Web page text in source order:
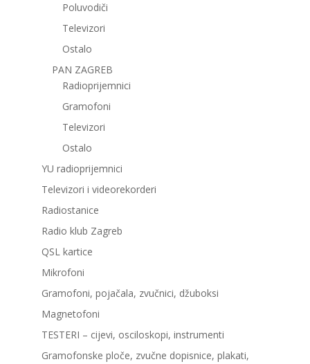
Poluvodiči
Televizori
Ostalo
PAN ZAGREB
Radioprijemnici
Gramofoni
Televizori
Ostalo
YU radioprijemnici
Televizori i videorekorderi
Radiostanice
Radio klub Zagreb
QSL kartice
Mikrofoni
Gramofoni, pojačala, zvučnici, džuboksi
Magnetofoni
TESTERI – cijevi, osciloskopi, instrumenti
Gramofonske ploče, zvučne dopisnice, plakati,